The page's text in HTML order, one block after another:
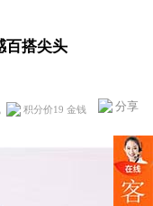
百搭尖头
分享
积分价19 金钱